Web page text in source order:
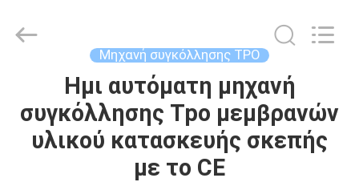
ΠΡΟΪΌΝΤΑ
Mingmai
Technology
Μηχανή συγκόλλησης TPO
Ημι αυτόματη μηχανή
συγκόλλησης Tpo μεμβρανών
υλικού κατασκευής σκεπής
με το CE